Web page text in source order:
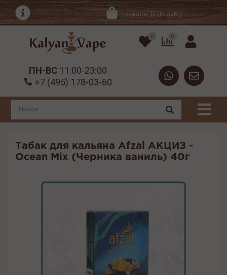
Товаров: 0 (0 руб.)
0 0
ПН-ВС 11:00-23:00
+7 (495) 178-03-60
Табак для кальяна Afzal АКЦИЗ -
Ocean Mix (Черника ваниль) 40г